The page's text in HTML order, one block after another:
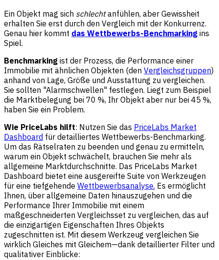
Ein Objekt mag sich schlechtanfühlen, aber Gewissheit
erhalten Sie erst durch den Vergleich mit der Konkurrenz.
Genau hier kommt das Wettbewerbs-Benchmarking ins
Spiel.
Benchmarking ist der Prozess, die Performance einer
Immobilie mit ähnlichen Objekten (den Vergleichsgruppen)
anhand von Lage, Größe und Ausstattung zu vergleichen.
Sie sollten "Alarmschwellen" festlegen. Liegt zum Beispiel
die Marktbelegung bei 70 %, Ihr Objekt aber nur bei 45 %,
haben Sie ein Problem.
Wie PriceLabs hilft: Nutzen Sie das PriceLabs Market
Dashboard für detailliertes Wettbewerbs-Benchmarking.
Um das Rätselraten zu beenden und genau zu ermitteln,
warum ein Objekt schwächelt, brauchen Sie mehr als
allgemeine Marktdurchschnitte. Das PriceLabs Market
Dashboard bietet eine ausgereifte Suite von Werkzeugen
für eine tiefgehende Wettbewerbsanalyse. Es ermöglicht
Ihnen, über allgemeine Daten hinauszugehen und die
Performance Ihrer Immobilie mit einem
maßgeschneiderten Vergleichsset zu vergleichen, das auf
die einzigartigen Eigenschaften Ihres Objekts
zugeschnitten ist. Mit diesem Werkzeug vergleichen Sie
wirklich Gleiches mit Gleichem—dank detaillierter Filter und
qualitativer Einblicke: